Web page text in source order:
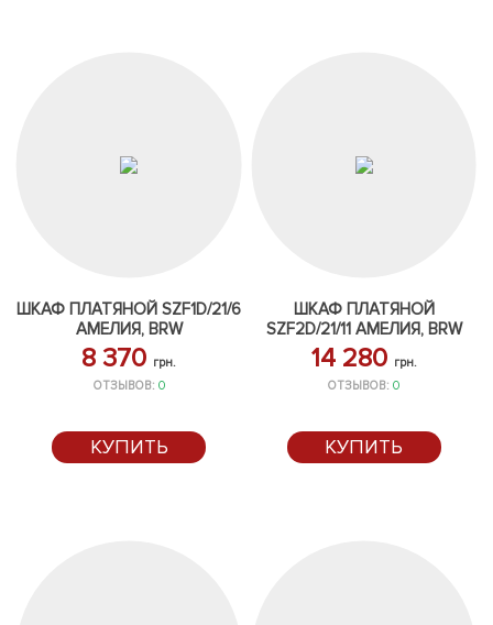
ШКАФ ПЛАТЯНОЙ SZF1D/21/6
АМЕЛИЯ, BRW
8 370 грн.
ОТЗЫВОВ: 0
КУПИТЬ
ШКАФ ПЛАТЯНОЙ
SZF2D/21/11 АМЕЛИЯ, BRW
14 280 грн.
ОТЗЫВОВ:0
КУПИТЬ